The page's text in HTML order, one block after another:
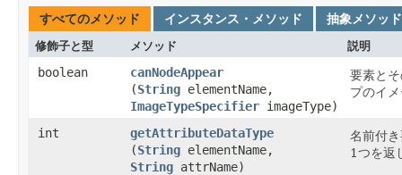
すべてのメソッド インスタンス・メソッド 抽象メソッド
修飾子と型 メソッド 説明
boolean canNodeAppear
(String elementName,
ImageTypeSpecifier imageType)
要素と
プのイ
int getAttributeDataType
(String elementName,
String attrName)
名前付
1つを返